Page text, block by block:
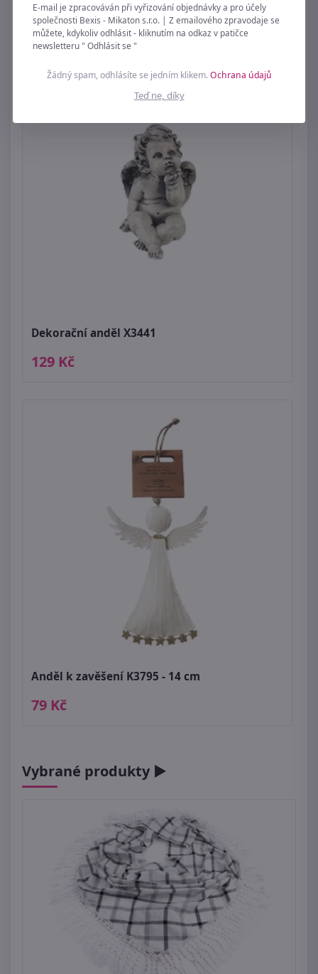
1 199 Kč
Dekorační anděl X3441
129 Kč
Anděl k zavěšení K3795 - 14 cm
79 Kč
Vybrané produkty ►
E-mail je zpracováván při vyřizování objednávky a pro účely
společnosti Bexis - Mikaton s.r.o. | Z emailového zpravodaje se
můžete, kdykoliv odhlásit - kliknutím na odkaz v patičce
newsletteru " Odhlásit se "
Žádný spam, odhlásíte se jedním klikem.Ochrana údajů
Teď ne, díky